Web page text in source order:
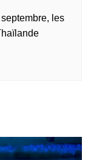
les